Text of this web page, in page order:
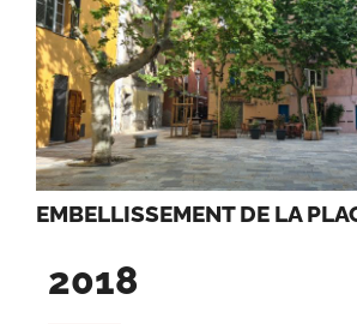
EMBELLISSEMENT DE LA
2018